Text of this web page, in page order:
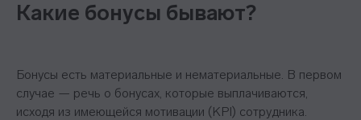
Какие бонусы бывают?
Бонусы есть материальные и нематериальные. В первом
случае — речь о бонусах, которые выплачиваются,
исходя из имеющейся мотивации (KPI) сотрудника.